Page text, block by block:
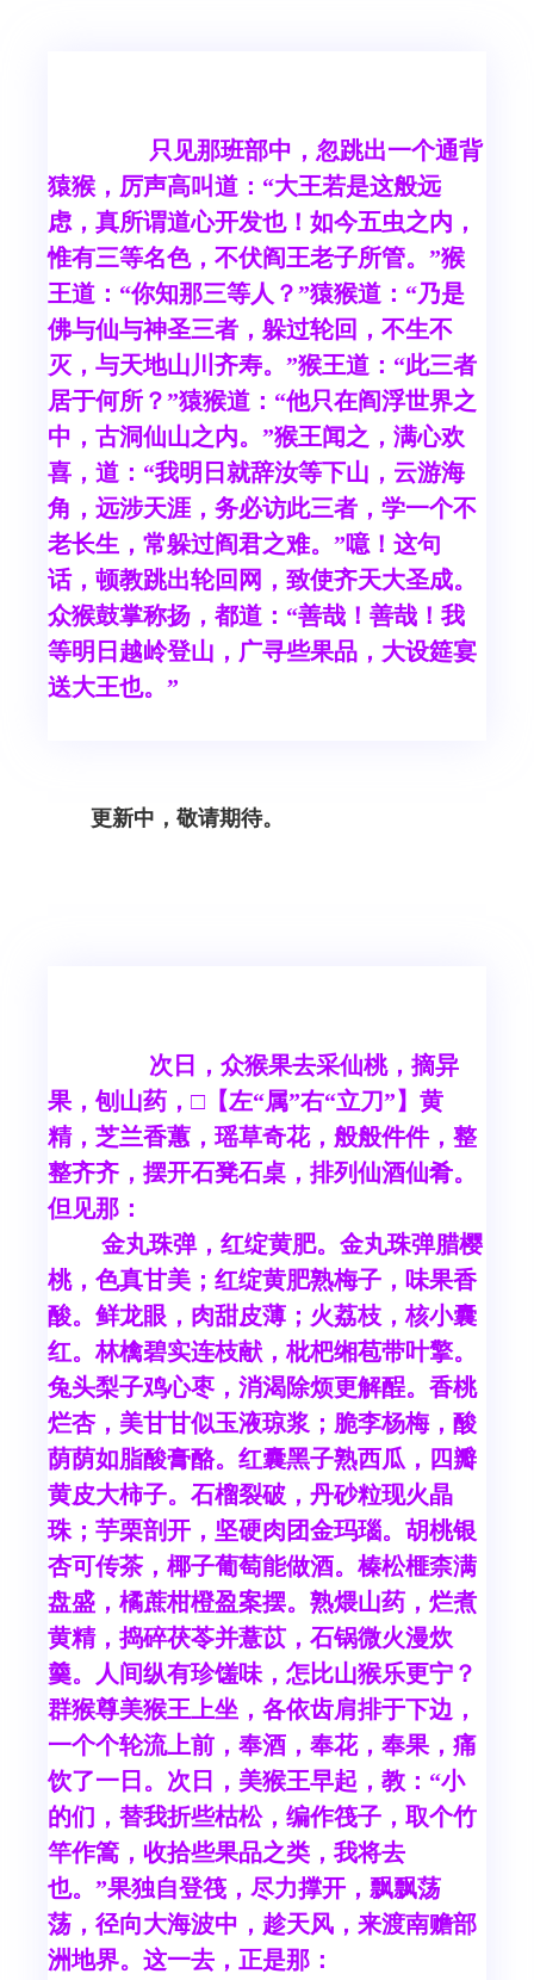
只见那班部中，忽跳出一个通背
猿猴，厉声高叫道：“大王若是这般远
虑，真所谓道心开发也！如今五虫之内，
惟有三等名色，不伏阎王老子所管。”猴
王道：“你知那三等人？”猿猴道：“乃是
佛与仙与神圣三者，躲过轮回，不生不
灭，与天地山川齐寿。”猴王道：“此三者
居于何所？”猿猴道：“他只在阎浮世界之
中，古洞仙山之内。”猴王闻之，满心欢
喜，道：“我明日就辞汝等下山，云游海
角，远涉天涯，务必访此三者，学一个不
老长生，常躲过阎君之难。”噫！这句
话，顿教跳出轮回网，致使齐天大圣成。
众猴鼓掌称扬，都道：“善哉！善哉！我
等明日越岭登山，广寻些果品，大设筵宴
送大王也。”
更新中，敬请期待。
次日，众猴果去采仙桃，摘异
果，刨山药，□【左“属”右“立刀”】黄
精，芝兰香蕙，瑶草奇花，般般件件，整
整齐齐，摆开石凳石桌，排列仙酒仙肴。
但见那：
金丸珠弹，红绽黄肥。金丸珠弹腊樱
桃，色真甘美；红绽黄肥熟梅子，味果香
酸。鲜龙眼，肉甜皮薄；火荔枝，核小囊
红。林檎碧实连枝献，枇杷缃苞带叶擎。
兔头梨子鸡心枣，消渴除烦更解酲。香桃
烂杏，美甘甘似玉液琼浆；脆李杨梅，酸
荫荫如脂酸膏酪。红囊黑子熟西瓜，四瓣
黄皮大柿子。石榴裂破，丹砂粒现火晶
珠；芋栗剖开，坚硬肉团金玛瑙。胡桃银
杏可传茶，椰子葡萄能做酒。榛松榧柰满
盘盛，橘蔗柑橙盈案摆。熟煨山药，烂煮
黄精，捣碎茯苓并薏苡，石锅微火漫炊
羹。人间纵有珍馐味，怎比山猴乐更宁？
群猴尊美猴王上坐，各依齿肩排于下边，
一个个轮流上前，奉酒，奉花，奉果，痛
饮了一日。次日，美猴王早起，教：“小
的们，替我折些枯松，编作筏子，取个竹
竿作篙，收拾些果品之类，我将去
也。”果独自登筏，尽力撑开，飘飘荡
荡，径向大海波中，趁天风，来渡南赡部
洲地界。这一去，正是那：